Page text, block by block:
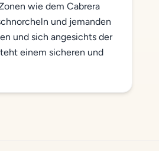
wie dem Cabrera
und jemanden
und sich angesichts der
einem sicheren und